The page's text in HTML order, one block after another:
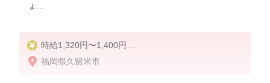
ょ...
時給1,320円〜1,400円
◆無資格・経験者：時給1,320円〜
福岡県久留米市